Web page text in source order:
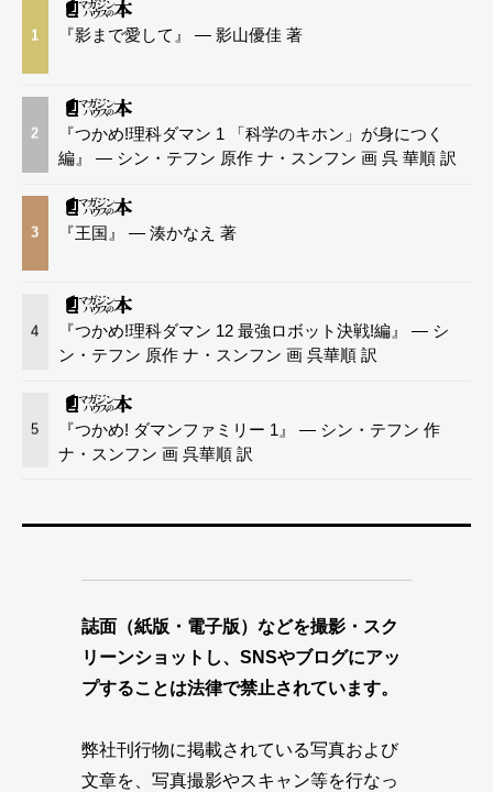
1 『影まで愛して』 — 影山優佳 著
2
『つかめ!理科ダマン 1 「科学のキホン」が身につく
編』 — シン・テフン 原作 ナ・スンフン 画 呉 華順 訳
3 『王国』 — 湊かなえ 著
4
『つかめ!理科ダマン 12 最強ロボット決戦!編』 — シ
ン・テフン 原作 ナ・スンフン 画 呉華順 訳
5
『つかめ! ダマンファミリー 1』 — シン・テフン 作
ナ・スンフン 画 呉華順 訳
誌面（紙版・電子版）などを撮影・スク
リーンショットし、SNSやブログにアッ
プすることは法律で禁止されています。
弊社刊行物に掲載されている写真および
文章を、写真撮影やスキャン等を行なっ